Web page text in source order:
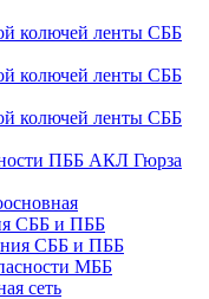
колючей ленты СББ
колючей ленты СББ
колючей ленты СББ
ПББ АКЛ Гюрза
СББ и ПББ
СББ и ПББ
МББ
сеть